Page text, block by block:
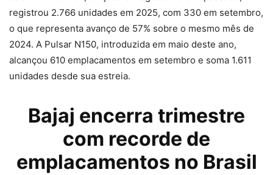
registrou 2.766 unidades em 2025, com 330 em setembro,
o que representa avanço de 57% sobre o mesmo mês de
2024. A Pulsar N150, introduzida em maio deste ano,
alcançou 610 emplacamentos em setembro e soma 1.611
unidades desde sua estreia.
Bajaj encerra trimestre
com recorde de
emplacamentos no Brasil